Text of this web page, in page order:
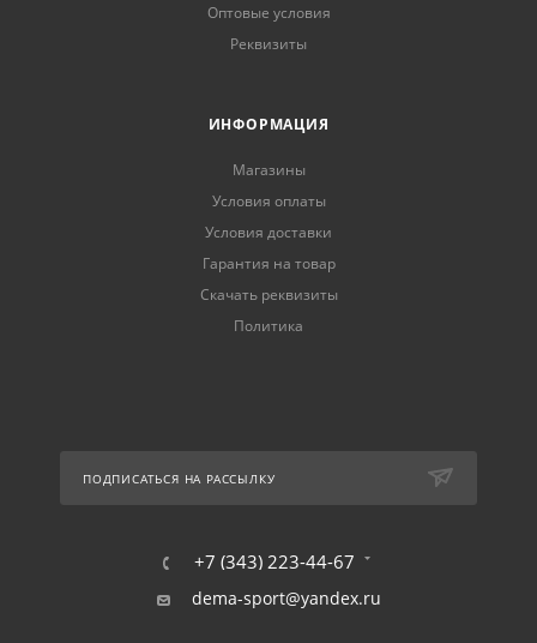
Оптовые условия
Реквизиты
ИНФОРМАЦИЯ
Магазины
Условия оплаты
Условия доставки
Гарантия на товар
Скачать реквизиты
Политика
ПОДПИСАТЬСЯ НА РАССЫЛКУ
+7 (343) 223-44-67
dema-sport@yandex.ru